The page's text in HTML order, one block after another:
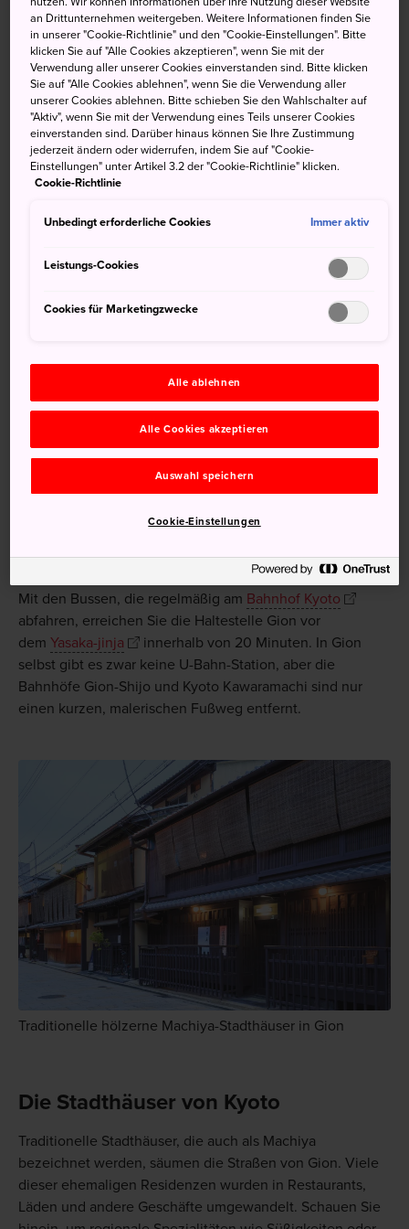
Gion ist der perfekte Ort, um dasKyoto
eines anderen
Zeitalters zu erkunden. Der als Unterhaltungsviertel
bekannte Stadtteil Gion, der insbesondere für seine
kultivierten darstellenden Künstlerinnen, die Geishas
(oder richtiger Geikos), berühmt ist, die seit Jahrhunderten
die Gäste begeistern und anziehen, ist voll von hübschen,
unauffälligen Stadthäusern und Teehäusern, Restaurants,
in denen traditionelle Kyoto-Küche serviert wird, und
Stadthaus an der Hanami Lane genießen
Die Atmosphäre des in Laternenlicht
getauchten Shirakawa-Kanals
Anfahrt
Bus, dem Taxi oder der U-Bahn erreichbar.
Mit den Bussen, die regelmäßig am Bahnhof Kyoto
abfahren, erreichen Sie die Haltestelle Gion vor
dem Yasaka-jinja
innerhalb von 20 Minuten. In Gion
selbst gibt es zwar keine U-Bahn-Station, aber die
Bahnhöfe Gion-Shijo und Kyoto Kawaramachi sind nur
einen kurzen, malerischen Fußweg entfernt.
Traditionelle hölzerne Machiya-Stadthäuser in Gion
Die Stadthäuser von Kyoto
Traditionelle Stadthäuser, die auch als Machiya
bezeichnet werden, säumen die Straßen von Gion. Viele
dieser ehemaligen Residenzen wurden in Restaurants,
Läden und andere Geschäfte umgewandelt. Schauen Sie
an Drittunternehmen weitergeben. Weitere Informationen finden Sie
in unserer "Cookie-Richtlinie" und den "Cookie-Einstellungen". Bitte
klicken Sie auf "Alle Cookies akzeptieren", wenn Sie mit der
Verwendung aller unserer Cookies einverstanden sind. Bitte klicken
Sie auf "Alle Cookies ablehnen", wenn Sie die Verwendung aller
unserer Cookies ablehnen. Bitte schieben Sie den Wahlschalter auf
"Aktiv", wenn Sie mit der Verwendung eines Teils unserer Cookies
einverstanden sind. Darüber hinaus können Sie Ihre Zustimmung
jederzeit ändern oder widerrufen, indem Sie auf "Cookie-
Einstellungen" unter Artikel 3.2 der "Cookie-Richtlinie" klicken.
Cookie-Richtlinie
Unbedingt erforderliche Cookies Immer aktiv
Leistungs-Cookies
Cookies für Marketingzwecke
Alle ablehnen
Alle Cookies akzeptieren
Auswahl speichern
Cookie-Einstellungen